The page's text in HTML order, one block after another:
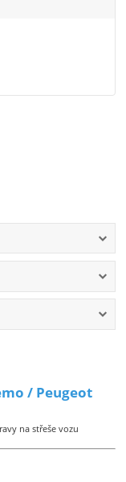
/ Peugeot
na střeše vozu